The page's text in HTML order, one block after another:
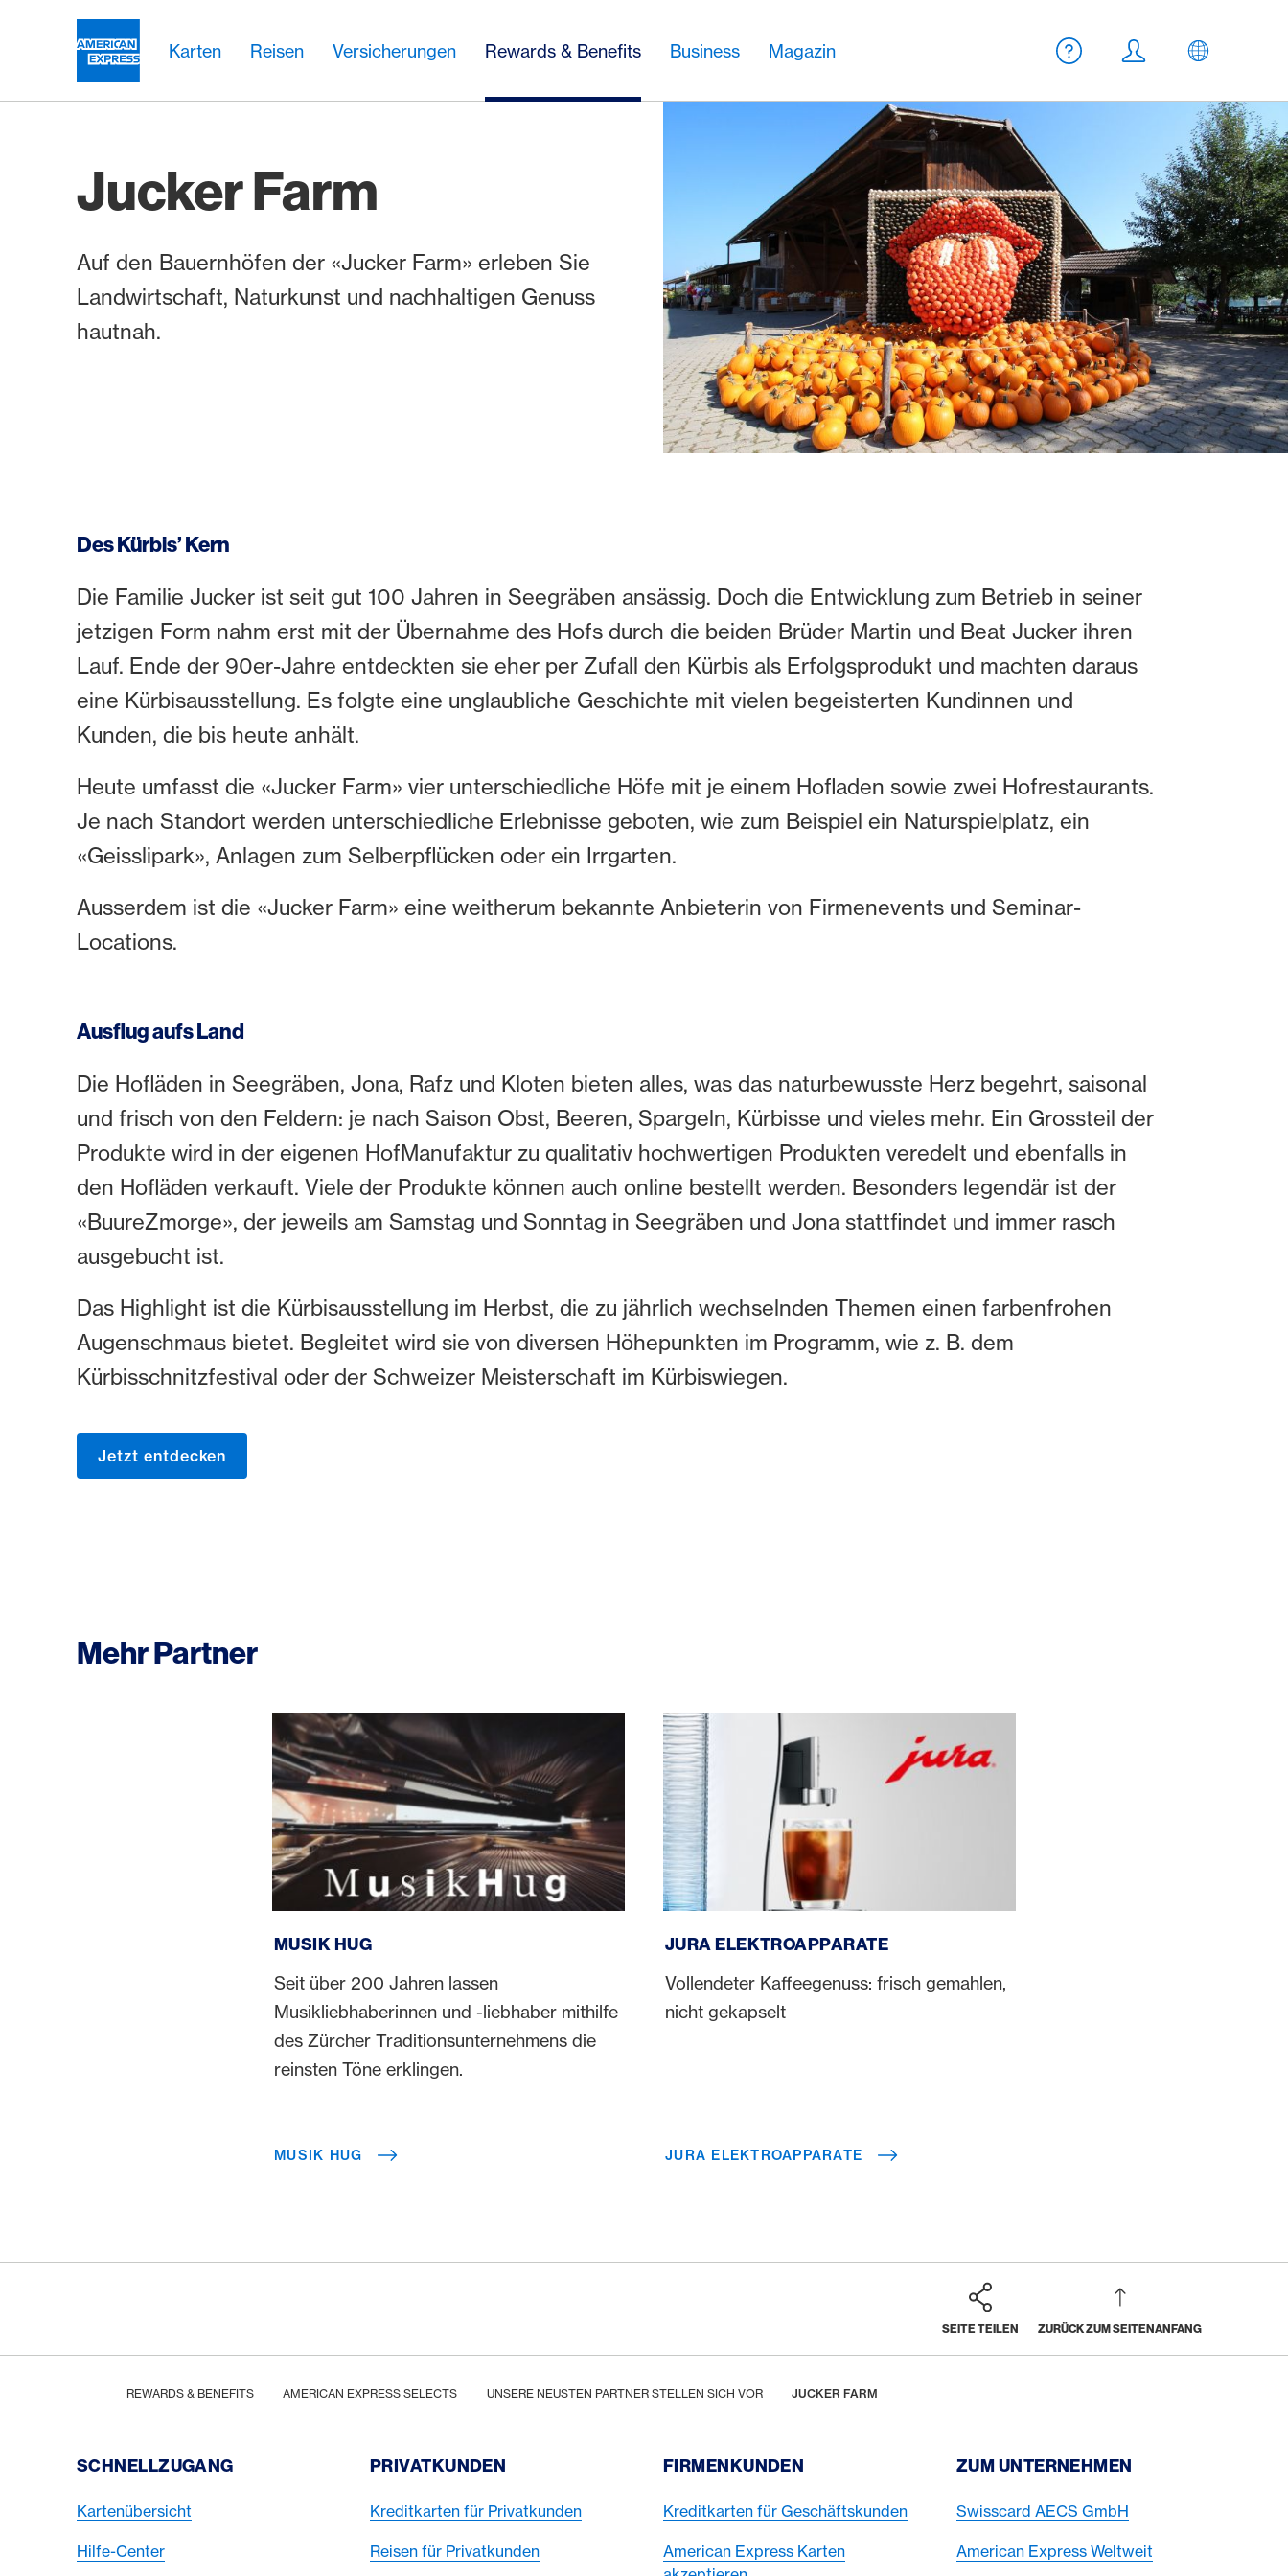
Karten Reisen Versicherungen Rewards & Benefits Business Magazin
Meta Navigation
Hilfe
Login DE
Jucker Farm
Auf den Bauernhöfen der «Jucker Farm» erleben Sie
Landwirtschaft, Naturkunst und nachhaltigen Genuss
hautnah.
Des Kürbis’ Kern
Die Familie Jucker ist seit gut 100 Jahren in Seegräben ansässig. Doch die Entwicklung zum Betrieb in seiner
jetzigen Form nahm erst mit der Übernahme des Hofs durch die beiden Brüder Martin und Beat Jucker ihren
Lauf. Ende der 90er-Jahre entdeckten sie eher per Zufall den Kürbis als Erfolgsprodukt und machten daraus
eine Kürbisausstellung. Es folgte eine unglaubliche Geschichte mit vielen begeisterten Kundinnen und
Kunden, die bis heute anhält.
Heute umfasst die «Jucker Farm» vier unterschiedliche Höfe mit je einem Hofladen sowie zwei Hofrestaurants.
Je nach Standort werden unterschiedliche Erlebnisse geboten, wie zum Beispiel ein Naturspielplatz, ein
«Geisslipark», Anlagen zum Selberpflücken oder ein Irrgarten.
Ausserdem ist die «Jucker Farm» eine weitherum bekannte Anbieterin von Firmenevents und Seminar-
Locations.
Ausflug aufs Land
Die Hofläden in Seegräben, Jona, Rafz und Kloten bieten alles, was das naturbewusste Herz begehrt, saisonal
und frisch von den Feldern: je nach Saison Obst, Beeren, Spargeln, Kürbisse und vieles mehr. Ein Grossteil der
Produkte wird in der eigenen HofManufaktur zu qualitativ hochwertigen Produkten veredelt und ebenfalls in
den Hofläden verkauft. Viele der Produkte können auch online bestellt werden. Besonders legendär ist der
«BuureZmorge», der jeweils am Samstag und Sonntag in Seegräben und Jona stattfindet und immer rasch
ausgebucht ist.
Das Highlight ist die Kürbisausstellung im Herbst, die zu jährlich wechselnden Themen einen farbenfrohen
Augenschmaus bietet. Begleitet wird sie von diversen Höhepunkten im Programm, wie z. B. dem
Kürbisschnitzfestival oder der Schweizer Meisterschaft im Kürbiswiegen.
Jetzt entdecken
Mehr Partner
MUSIK HUG
Seit über 200 Jahren lassen
Musikliebhaberinnen und -liebhaber mithilfe
des Zürcher Traditionsunternehmens die
reinsten Töne erklingen.
MUSIK HUG
JURA ELEKTROAPPARATE
Vollendeter Kaffeegenuss: frisch gemahlen,
nicht gekapselt
JURA ELEKTROAPPARATE
SEITE TEILEN ZURÜCK ZUM SEITENANFANG
Footer
REWARDS & BENEFITS AMERICAN EXPRESS SELECTS UNSERE NEUSTEN PARTNER STELLEN SICH VOR JUCKER FARM
Footer Navigation
SCHNELLZUGANG
Kartenübersicht
Hilfe-Center
PRIVATKUNDEN
Kreditkarten für Privatkunden
Reisen für Privatkunden
FIRMENKUNDEN
Kreditkarten für Geschäftskunden
American Express Karten
ZUM UNTERNEHMEN
Swisscard AECS GmbH
American Express Weltweit